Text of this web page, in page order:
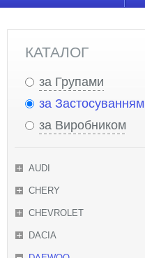
КАТАЛОГ
за Групами
за Застосуванням
за Виробником
AUDI
CHERY
CHEVROLET
DACIA